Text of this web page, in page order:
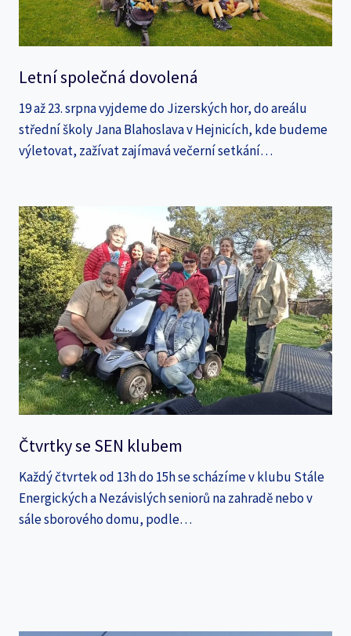
Letní společná dovolená
19 až 23. srpna vyjdeme do Jizerských hor, do areálu
střední školy Jana Blahoslava v Hejnicích, kde budeme
výletovat, zažívat zajímavá večerní setkání…
Čtvrtky se SEN klubem
Každý čtvrtek od 13h do 15h se scházíme v klubu Stále
Energických a Nezávislých seniorů na zahradě nebo v
sále sborového domu, podle…